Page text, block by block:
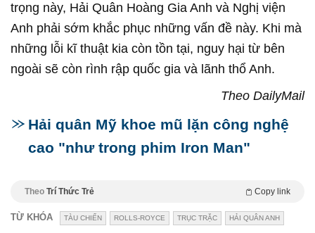
trọng này, Hải Quân Hoàng Gia Anh và Nghị viện
Anh phải sớm khắc phục những vấn đề này. Khi mà
những lỗi kĩ thuật kia còn tồn tại, nguy hại từ bên
ngoài sẽ còn rình rập quốc gia và lãnh thổ Anh.
Theo DailyMail
Hải quân Mỹ khoe mũ lặn công nghệ
cao "như trong phim Iron Man"
Theo Trí Thức Trẻ Copy link
TỪ KHÓA TÀU CHIẾN ROLLS-ROYCE TRỤC TRẶC HẢI QUÂN ANH